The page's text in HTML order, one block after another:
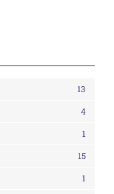
13
4
1
15
1